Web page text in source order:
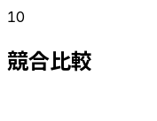
10
競合比較